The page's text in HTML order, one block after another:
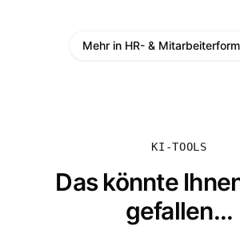
Mehr in HR- &
KI-TOOLS
Das könnte
gefallen...